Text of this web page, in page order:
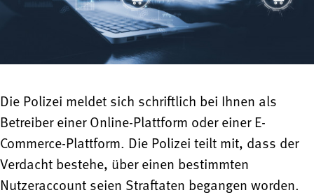
Die Polizei meldet sich schriftlich bei Ihnen als
Betreiber einer Online-Plattform oder einer E-
Commerce-Plattform. Die Polizei teilt mit, dass der
Verdacht bestehe, über einen bestimmten
Nutzeraccount seien Straftaten begangen worden.